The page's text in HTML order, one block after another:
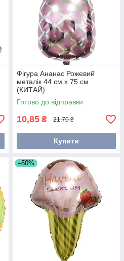
Фігура Ананас Рожевий
металік 44 см х 75 см
(КИТАЙ)
Готово до відправки
10,85 ₴ 21,70 ₴
Купити
–50%